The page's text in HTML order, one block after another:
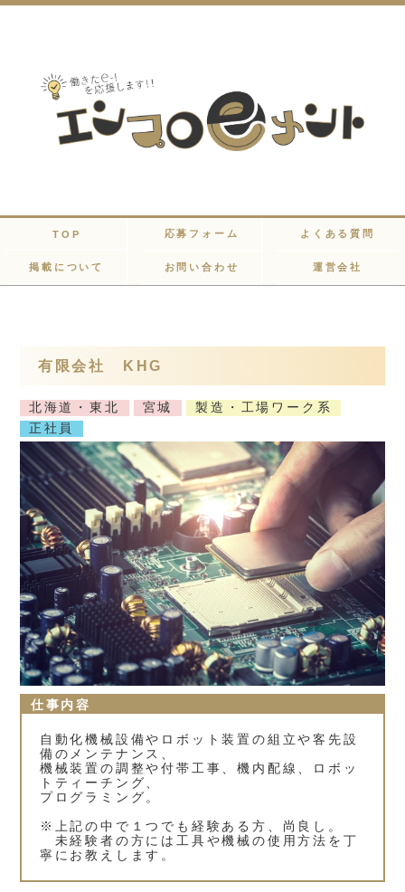
TOP 応募フォーム よくある質問
掲載について お問い合わせ 運営会社
有限会社 KHG
北海道・東北 宮城
製造・工場ワーク系
正社員
仕事内容
自動化機械設備やロボット装置の組立や客先設
備のメンテナンス、
機械装置の調整や付帯工事、機内配線、ロボッ
トティーチング、
プログラミング。
※上記の中で１つでも経験ある方、尚良し。
未経験者の方には工具や機械の使用方法を丁
寧にお教えします。